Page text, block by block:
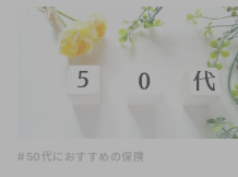
#50代におすすめの保険